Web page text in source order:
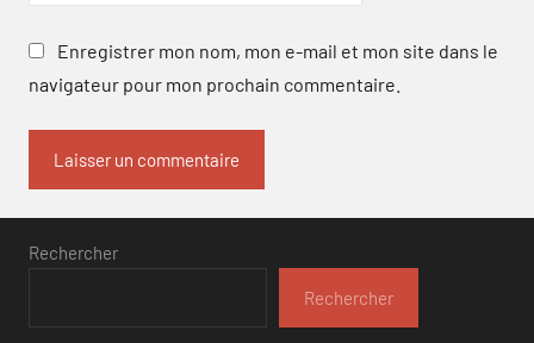
Enregistrer mon nom, mon e-mail et mon site dans le
navigateur pour mon prochain commentaire.
Rechercher
Rechercher